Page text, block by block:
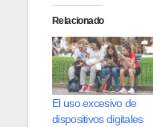
Relacionado
El uso excesivo de
dispositivos digitales